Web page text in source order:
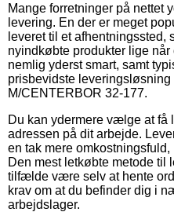
Mange forretninger på nettet
levering. En der er meget
leveret til et afhentningssted,
nyindkøbte produkter lige
nemlig yderst smart, samt
prisbevidste
M/CENTERBOR 32-177.
Du kan ydermere vælge at få
adressen på dit arbejde.
en tak mere
Den mest letkøbte metode til
tilfælde være selv at hente
krav om at du befinder dig i
arbejdslager.